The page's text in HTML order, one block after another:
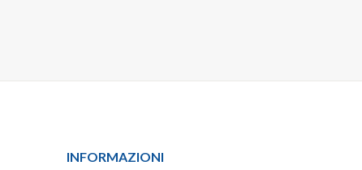
INFORMAZIONI